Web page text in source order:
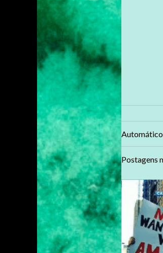
Automático
Postagens